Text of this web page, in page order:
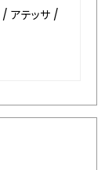
/ アテッサ /